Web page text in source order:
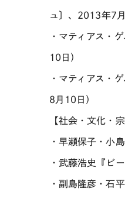
ュ〕、2013年7
・マティアス・
10日）
・マティアス・
8月10日）
【社会・文化・宗
・早瀬保子・小
・武藤浩史『ビ
・副島隆彦・石